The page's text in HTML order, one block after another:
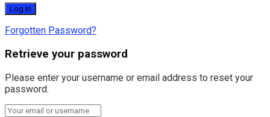
Forgotten Password?
Retrieve your password
Please enter your username or email address to reset your
password.